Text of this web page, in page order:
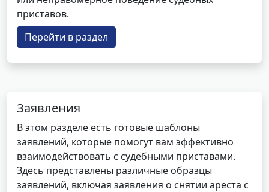
приставов.
Перейти в раздел
Заявления
В этом разделе есть готовые шаблоны
заявлений, которые помогут вам эффективно
взаимодействовать с судебными приставами.
Здесь представлены различные образцы
заявлений, включая заявления о снятии ареста с